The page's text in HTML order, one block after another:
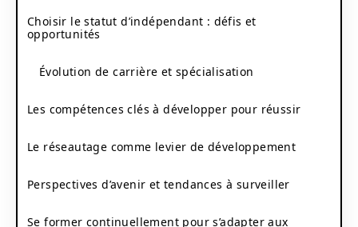
Choisir le statut d’indépendant : défis et
opportunités
Évolution de carrière et spécialisation
Les compétences clés à développer pour réussir
Le réseautage comme levier de développement
Perspectives d’avenir et tendances à surveiller
Se former continuellement pour s’adapter aux